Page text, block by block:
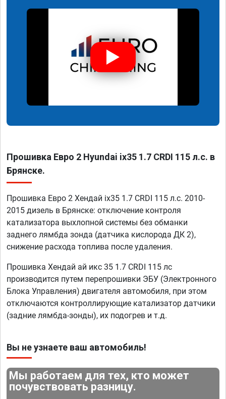
Прошивка Евро 2 Hyundai ix35 1.7 CRDI 115 л.с. в
Брянске.
Прошивка Евро 2 Хендай ix35 1.7 CRDI 115 л.с. 2010-
2015 дизель в Брянске: отключение контроля
катализатора выхлопной системы без обманки
заднего лямбда зонда (датчика кислорода ДК 2),
снижение расхода топлива после удаления.
Прошивка Хендай ай икс 35 1.7 CRDI 115 лс
производится путем перепрошивки ЭБУ (Электронного
Блока Управления) двигателя автомобиля, при этом
отключаются контроллирующие катализатор датчики
(задние лямбда-зонды), их подогрев и т.д.
Вы не узнаете ваш автомобиль!
Мы работаем для тех, кто может
почувствовать разницу.